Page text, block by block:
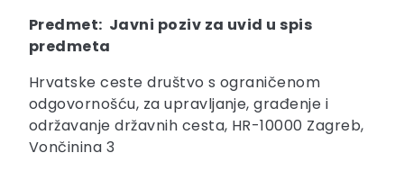
Predmet: Javni poziv za uvid u spis
predmeta
Hrvatske ceste društvo s ograničenom
odgovornošću, za upravljanje, građenje i
održavanje državnih cesta, HR-10000 Zagreb,
Vončinina 3